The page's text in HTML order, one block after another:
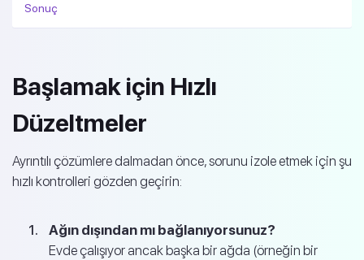
Sonuç
Başlamak için Hızlı
Düzeltmeler
Ayrıntılı çözümlere dalmadan önce, sorunu izole etmek için şu
hızlı kontrolleri gözden geçirin:
Ağın dışından mı bağlanıyorsunuz?
Evde çalışıyor ancak başka bir ağda (örneğin bir